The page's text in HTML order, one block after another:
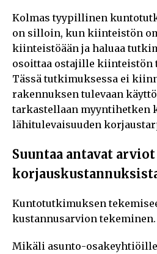
Kolmas tyypillinen
on silloin, kun kiinteistön
kiinteistöään ja haluaa
osoittaa ostajille kiinteistön
Tässä tutkimuksessa ei
rakennuksen tulevaan
tarkastellaan myyntihetken
lähitulevaisuuden
Suuntaa antavat arviot
Kuntotutkimuksen
kustannusarvion tekeminen.
Mikäli asunto-osakeyhtiöille